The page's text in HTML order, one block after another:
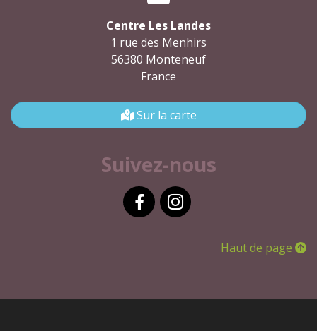
Centre Les Landes
1 rue des Menhirs
56380 Monteneuf
France
Sur la carte
Suivez-nous
Haut de page